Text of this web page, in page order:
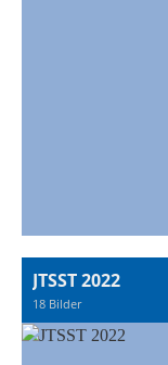
JTSST 2022
18 Bilder